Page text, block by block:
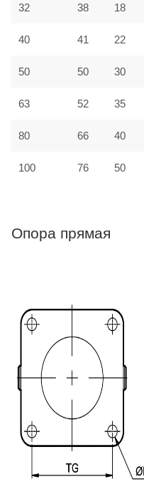
32 38 18
40 41 22
50 50 30
63 52 35
80 66 40
100 76 50
Опора прямая